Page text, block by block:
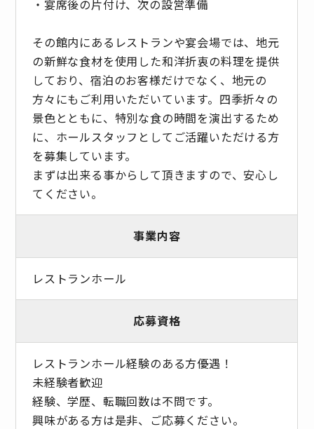
・宴席後の片付け、次の設営準備
その館内にあるレストランや宴会場では、地元
の新鮮な食材を使用した和洋折衷の料理を提供
しており、宿泊のお客様だけでなく、地元の
方々にもご利用いただいています。四季折々の
景色とともに、特別な食の時間を演出するため
に、ホールスタッフとしてご活躍いただける方
を募集しています。
まずは出来る事からして頂きますので、安心し
てください。
事業内容
レストランホール
応募資格
レストランホール経験のある方優遇！
未経験者歓迎
経験、学歴、転職回数は不問です。
興味がある方は是非、ご応募ください。